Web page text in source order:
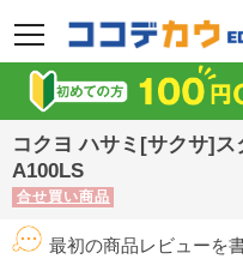
メニュー
コクヨ ハサミ[サクサ]
A100LS
合せ買い商品
最初の商品レビューを